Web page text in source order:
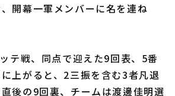
開幕一軍メンバーに名を連ね
テ戦、同点で迎えた9回表、5番
上がると、2三振を含む3者凡退
後の9回裏、チームは渡邊佳明選